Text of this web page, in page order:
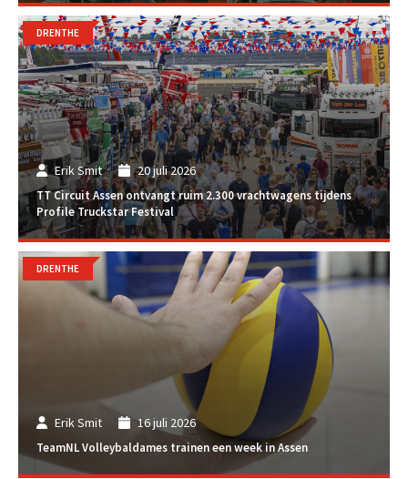
Erik Smit 20 juli 2026
TT Circuit Assen ontvangt ruim 2.300 vrachtwagens tijdens
Profile Truckstar Festival
DRENTHE
Erik Smit 16 juli 2026
TeamNL Volleybaldames trainen een week in Assen
DRENTHE